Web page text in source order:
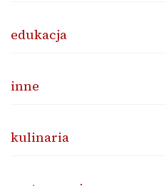
edukacja
inne
kulinaria